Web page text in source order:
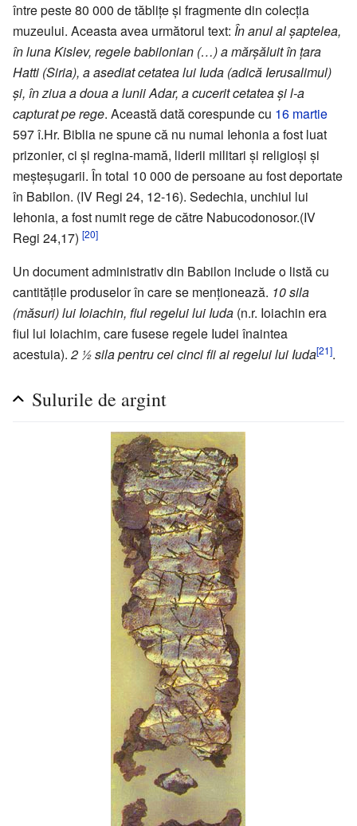
între peste 80 000 de tăbliţe şi fragmente din colecţia
muzeului. Aceasta avea următorul text: În anul al şaptelea,
în luna Kislev, regele babilonian (…) a mărşăluit în ţara
Hatti (Siria), a asediat cetatea lui Iuda (adică Ierusalimul)
şi, în ziua a doua a lunii Adar, a cucerit cetatea şi l-a
capturat pe rege. Această dată corespunde cu 16 martie
597 î.Hr. Biblia ne spune că nu numai Iehonia a fost luat
prizonier, ci şi regina-mamă, liderii militari şi religioşi şi
meşteşugarii. În total 10 000 de persoane au fost deportate
în Babilon. (IV Regi 24, 12-16). Sedechia, unchiul lui
Iehonia, a fost numit rege de către Nabucodonosor.(IV
Regi 24,17) [20]
Un document administrativ din Babilon include o listă cu
cantităţile produselor în care se menţionează. 10 sila
(măsuri) lui Ioiachin, fiul regelui lui Iuda (n.r. Ioiachin era
fiul lui Ioiachim, care fusese regele Iudei înaintea
acestuia). 2 ½ sila pentru cei cinci fii ai regelui lui Iuda[21].
Sulurile de argint